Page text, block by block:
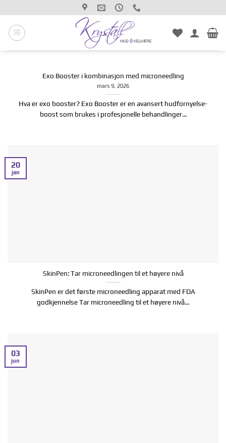
til
innhold
Exo Booster i kombinasjon med microneedling
mars 9, 2026
Hva er exo booster? Exo Booster er en avansert hudfornyelse-
boost som brukes i profesjonelle behandlinger...
SkinPen: Tar microneedlingen til et høyere nivå
SkinPen er det første microneedling apparat med FDA
godkjennelse Tar microneedling til et høyere nivå...
20
jan
03
jun